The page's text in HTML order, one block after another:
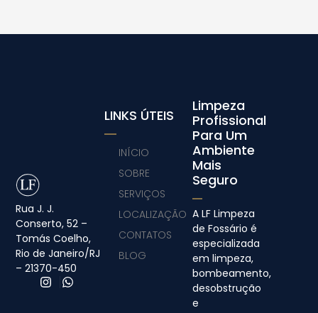
Rua J. J.
Conserto, 52 –
Tomás Coelho,
Rio de Janeiro/RJ
– 21370-450
Limpeza
Profissional
Para Um
Ambiente
Mais
Seguro
A LF Limpeza
de Fossário é
especializada
em limpeza,
bombeamento,
desobstrução
e
LINKS ÚTEIS
INÍCIO
SOBRE
SERVIÇOS
LOCALIZAÇÃO
CONTATOS
BLOG